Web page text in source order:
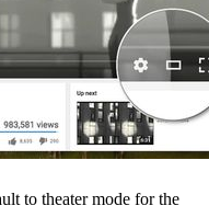
to theater mode for the